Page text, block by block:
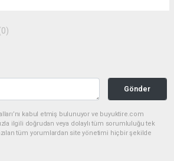
Gönder
kabul etmiş bulunuyor ve buyuktire.com
ilgili doğrudan veya dolaylı tüm sorumluluğu tek
tüm yorumlardan site yönetimi hiçbir şekilde